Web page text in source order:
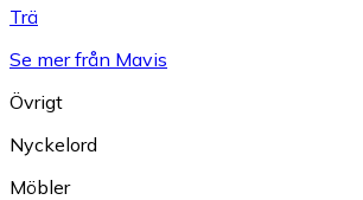
Trä
Se mer från Mavis
Övrigt
Nyckelord
Möbler